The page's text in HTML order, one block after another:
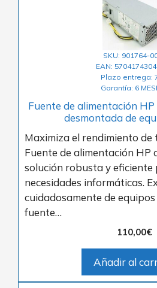
SKU: 901764-
EAN:
Plazo entrega:
Garantía: 6
Fuente de alimentación
desmontada de
Maximiza el rendimiento de
Fuente de alimentación HP
solución robusta y eficiente
necesidades informáticas.
cuidadosamente de
fuente…
110,00€
Añadir al